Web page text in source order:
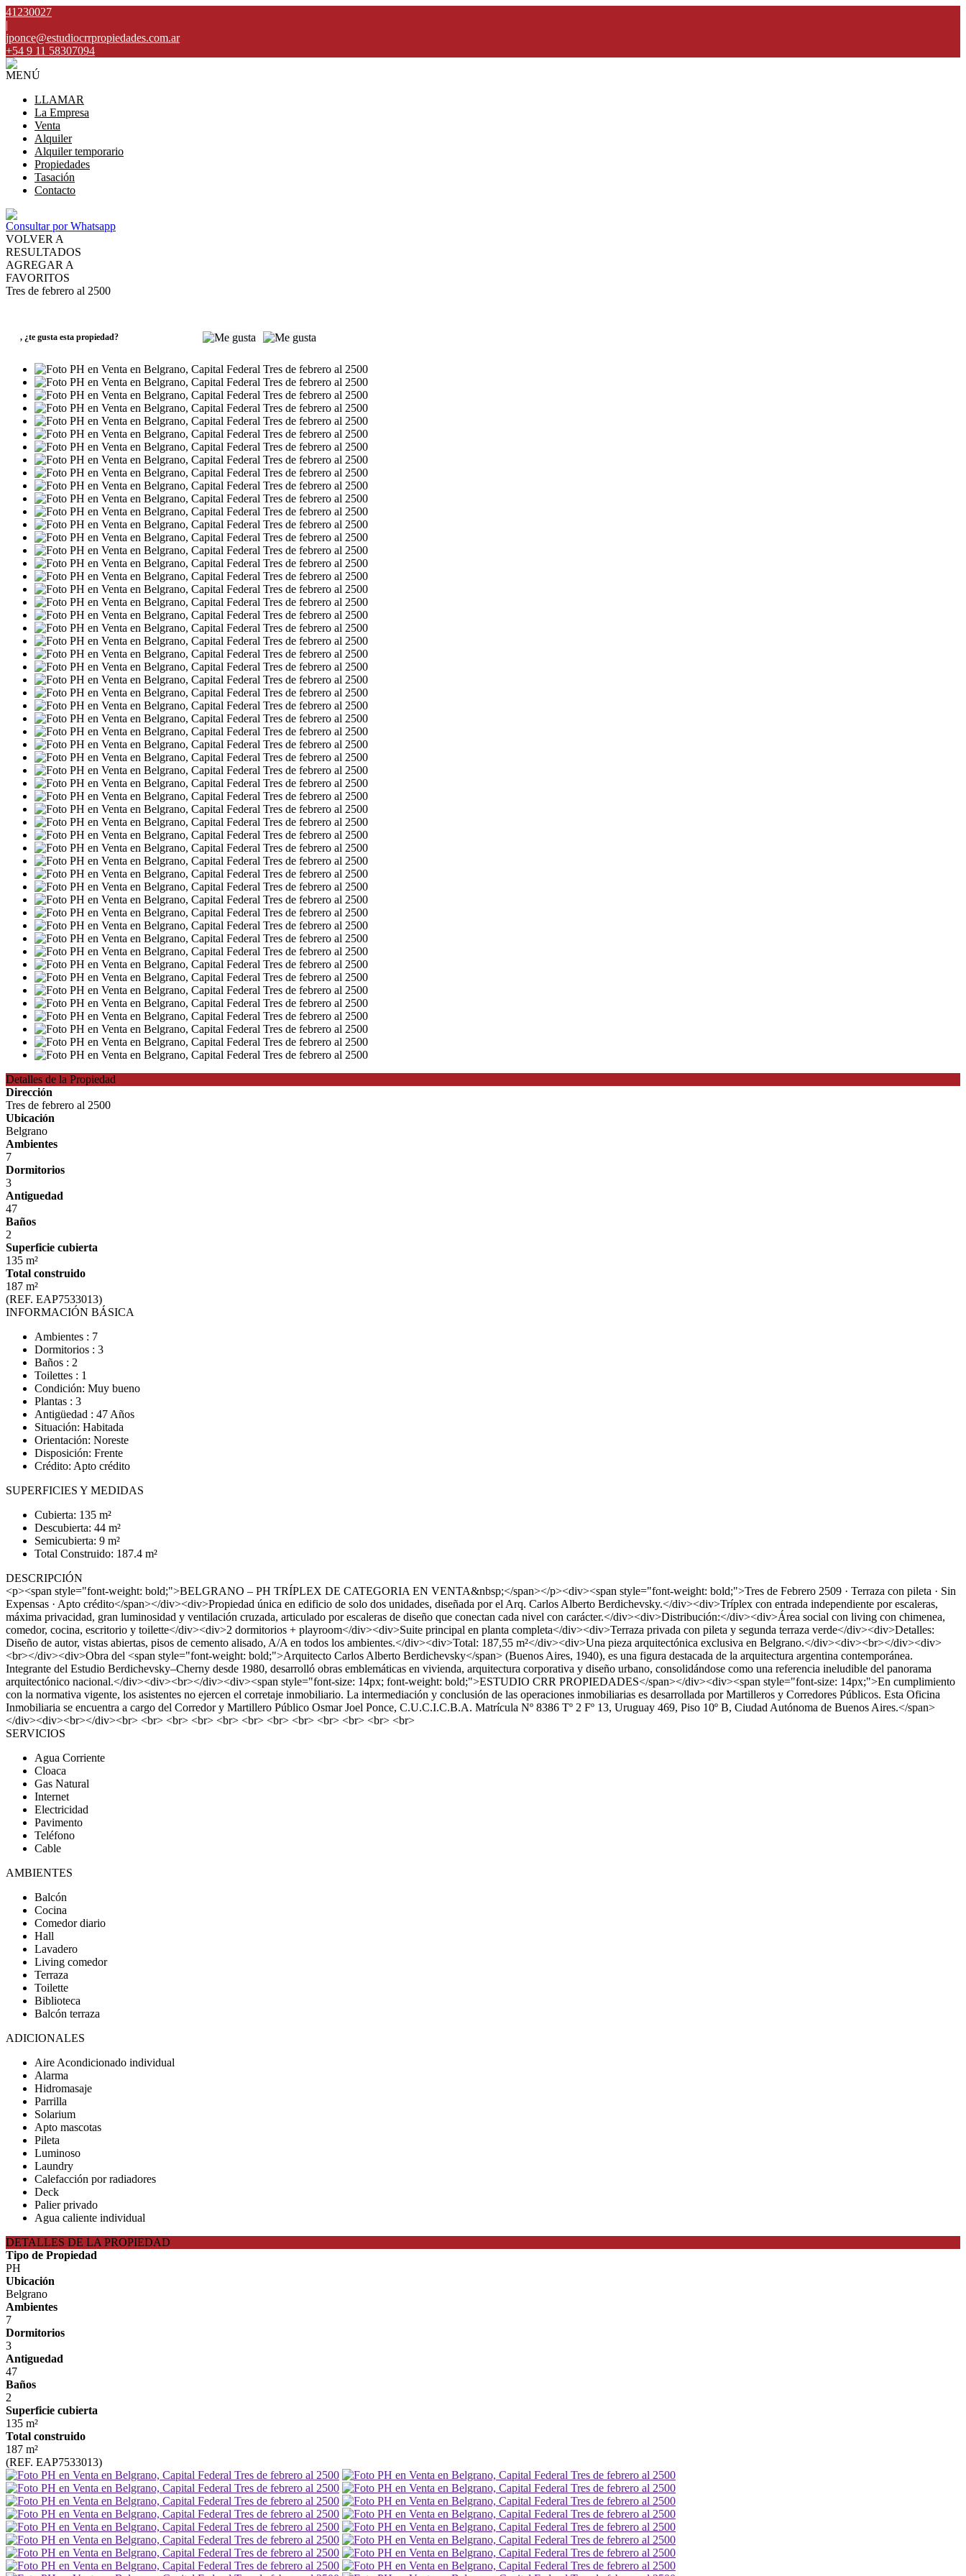
41230027
|
jponce@estudiocrrpropiedades.com.ar
+54 9 11 58307094
MENÚ
LLAMAR
La Empresa
Venta
Alquiler
Alquiler temporario
Propiedades
Tasación
Contacto
Consultar por Whatsapp
VOLVER A
RESULTADOS
AGREGAR A
FAVORITOS
Tres de febrero al 2500
, ¿te gusta esta propiedad?
Detalles de la Propiedad
Dirección
Tres de febrero al 2500
Ubicación
Belgrano
Ambientes
7
Dormitorios
3
Antiguedad
47
Baños
2
Superficie cubierta
135 m²
Total construido
187 m²
(REF. EAP7533013)
INFORMACIÓN BÁSICA
Ambientes : 7
Dormitorios : 3
Baños : 2
Toilettes : 1
Condición: Muy bueno
Plantas : 3
Antigüedad : 47 Años
Situación: Habitada
Orientación: Noreste
Disposición: Frente
Crédito: Apto crédito
SUPERFICIES Y MEDIDAS
Cubierta: 135 m²
Descubierta: 44 m²
Semicubierta: 9 m²
Total Construido: 187.4 m²
DESCRIPCIÓN
<p><span style="font-weight: bold;">BELGRANO – PH TRÍPLEX DE CATEGORIA EN VENTA&nbsp;</span></p><div><span style="font-weight: bold;">Tres de Febrero 2509 · Terraza con pileta · Sin
Expensas · Apto crédito</span></div><div>Propiedad única en edificio de solo dos unidades, diseñada por el Arq. Carlos Alberto Berdichevsky.</div><div>Tríplex con entrada independiente por escaleras,
máxima privacidad, gran luminosidad y ventilación cruzada, articulado por escaleras de diseño que conectan cada nivel con carácter.</div><div>Distribución:</div><div>Área social con living con chimenea,
comedor, cocina, escritorio y toilette</div><div>2 dormitorios + playroom</div><div>Suite principal en planta completa</div><div>Terraza privada con pileta y segunda terraza verde</div><div>Detalles:
Diseño de autor, vistas abiertas, pisos de cemento alisado, A/A en todos los ambientes.</div><div>Total: 187,55 m²</div><div>Una pieza arquitectónica exclusiva en Belgrano.</div><div><br></div><div>
<br></div><div>Obra del <span style="font-weight: bold;">Arquitecto Carlos Alberto Berdichevsky</span> (Buenos Aires, 1940), es una figura destacada de la arquitectura argentina contemporánea.
Integrante del Estudio Berdichevsky–Cherny desde 1980, desarrolló obras emblemáticas en vivienda, arquitectura corporativa y diseño urbano, consolidándose como una referencia ineludible del panorama
arquitectónico nacional.</div><div><br></div><div><span style="font-size: 14px; font-weight: bold;">ESTUDIO CRR PROPIEDADES</span></div><div><span style="font-size: 14px;">En cumplimiento
con la normativa vigente, los asistentes no ejercen el corretaje inmobiliario. La intermediación y conclusión de las operaciones inmobiliarias es desarrollada por Martilleros y Corredores Públicos. Esta Oficina
Inmobiliaria se encuentra a cargo del Corredor y Martillero Público Osmar Joel Ponce, C.U.C.I.C.B.A. Matrícula Nº 8386 Tº 2 Fº 13, Uruguay 469, Piso 10º B, Ciudad Autónoma de Buenos Aires.</span>
</div><div><br></div><br> <br> <br> <br> <br> <br> <br> <br> <br> <br> <br> <br>
SERVICIOS
Agua Corriente
Cloaca
Gas Natural
Internet
Electricidad
Pavimento
Teléfono
Cable
AMBIENTES
Balcón
Cocina
Comedor diario
Hall
Lavadero
Living comedor
Terraza
Toilette
Biblioteca
Balcón terraza
ADICIONALES
Aire Acondicionado individual
Alarma
Hidromasaje
Parrilla
Solarium
Apto mascotas
Pileta
Luminoso
Laundry
Calefacción por radiadores
Deck
Palier privado
Agua caliente individual
DETALLES DE LA PROPIEDAD
Tipo de Propiedad
PH
Ubicación
Belgrano
Ambientes
7
Dormitorios
3
Antiguedad
47
Baños
2
Superficie cubierta
135 m²
Total construido
187 m²
(REF. EAP7533013)